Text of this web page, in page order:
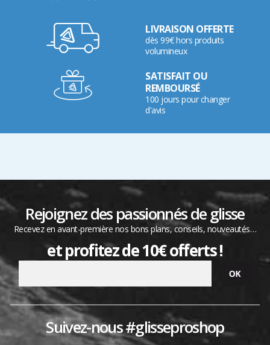
LIVRAISON OFFERTE
dès 99€ hors produits
volumineux
SATISFAIT OU
REMBOURSÉ
100 jours pour changer
d'avis
Rejoignez des passionnés de glisse
Recevez en avant-première nos bons plans, conseils, nouveautés…
et profitez de 10€ offerts !
Suivez-nous #glisseproshop